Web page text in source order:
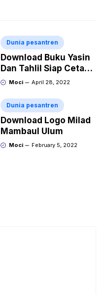
Dunia pesantren
Download Buku Yasin
Dan Tahlil Siap Cetak
Word Pdf Lengkap
Moci April 28, 2022
Dunia pesantren
Download Logo Milad
Mambaul Ulum
Moci February 5, 2022